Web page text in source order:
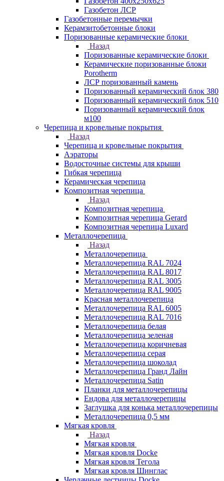
Газобетон ЛСР
Газобетонные перемычки
Керамзитобетонные блоки
Поризованные керамические блоки
Назад
Поризованные керамические блоки
Керамические поризованные блоки
Porotherm
ЛСР поризованный камень
Поризованный керамический блок 380
Поризованный керамический блок 510
Поризованный керамический блок
м100
Черепица и кровельные покрытия
Назад
Черепица и кровельные покрытия
Аэраторы
Водосточные системы для крыши
Гибкая черепица
Керамическая черепица
Композитная черепица
Назад
Композитная черепица
Композитная черепица Gerard
Композитная черепица Luxard
Металлочерепица
Назад
Металлочерепица
Металлочерепица RAL 7024
Металлочерепица RAL 8017
Металлочерепица RAL 3005
Металлочерепица RAL 9005
Красная металлочерепица
Металлочерепица RAL 6005
Металлочерепица RAL 7016
Металлочерепица белая
Металлочерепица зеленая
Металлочерепица коричневая
Металлочерепица серая
Металлочерепица шоколад
Металлочерепица Гранд Лайн
Металлочерепица Satin
Планки для металлочерепицы
Ендова для металлочерепицы
Заглушка для конька металлочерепицы
Металлочерепица 0,5 мм
Мягкая кровля
Назад
Мягкая кровля
Мягкая кровля Docke
Мягкая кровля Тегола
Мягкая кровля Шинглас